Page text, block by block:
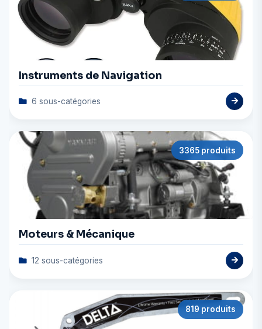
Instruments de Navigation
6 sous-catégories
3365 produits
Moteurs & Mécanique
12 sous-catégories
819 produits